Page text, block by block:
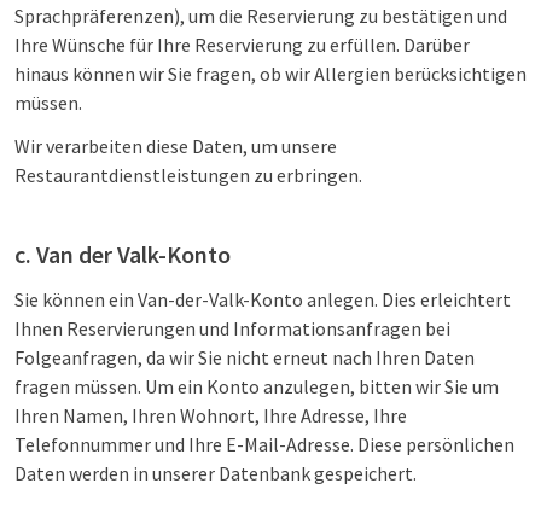
Sprachpräferenzen), um die Reservierung zu bestätigen und
Ihre Wünsche für Ihre Reservierung zu erfüllen. Darüber
hinaus können wir Sie fragen, ob wir Allergien berücksichtigen
müssen.
Wir verarbeiten diese Daten, um unsere
Restaurantdienstleistungen zu erbringen.
c. Van der Valk-Konto
Sie können ein Van-der-Valk-Konto anlegen. Dies erleichtert
Ihnen Reservierungen und Informationsanfragen bei
Folgeanfragen, da wir Sie nicht erneut nach Ihren Daten
fragen müssen. Um ein Konto anzulegen, bitten wir Sie um
Ihren Namen, Ihren Wohnort, Ihre Adresse, Ihre
Telefonnummer und Ihre E-Mail-Adresse. Diese persönlichen
Daten werden in unserer Datenbank gespeichert.